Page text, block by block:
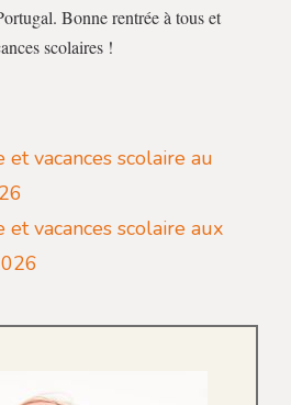
Bonne rentrée à tous et
scolaires !
vacances scolaire au
vacances scolaire aux